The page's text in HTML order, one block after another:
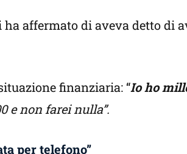
affermato di aveva detto di
finanziaria: “Io ho
e non farei nulla”.
per telefono”